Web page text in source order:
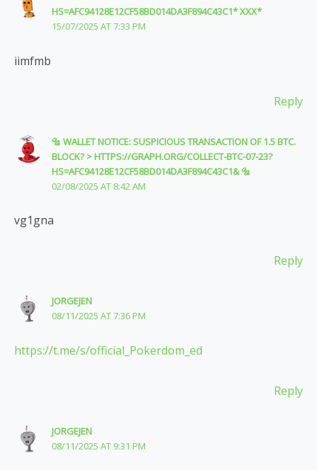
HS=AFC94128E12CF58BD014DA3F894C43C1* ХХХ*
15/07/2025 AT 7:33 PM
iimfmb
Reply
🔩 WALLET NOTICE: SUSPICIOUS TRANSACTION OF 1.5 BTC.
BLOCK? > HTTPS://GRAPH.ORG/COLLECT-BTC-07-23?
HS=AFC94128E12CF58BD014DA3F894C43C1& 🔩
02/08/2025 AT 8:42 AM
vg1gna
Reply
JORGEJEN
08/11/2025 AT 7:36 PM
https://t.me/s/official_Pokerdom_ed
Reply
JORGEJEN
08/11/2025 AT 9:31 PM